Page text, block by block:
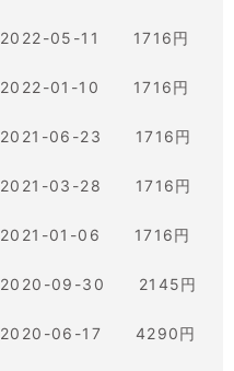
2022-05-11 1716円
2022-01-10 1716円
2021-06-23 1716円
2021-03-28 1716円
2021-01-06 1716円
2020-09-30 2145円
2020-06-17 4290円